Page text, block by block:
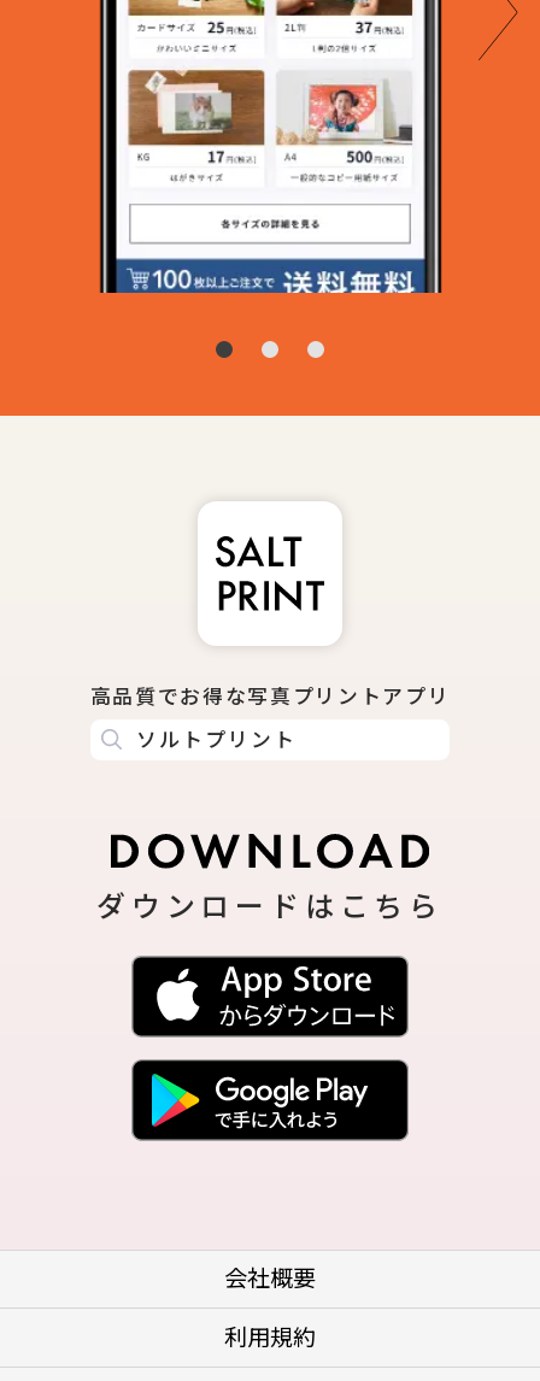
高品質でお得な写真プリントアプリ
ソルトプリント
ダウンロードはこちら
会社概要
利用規約